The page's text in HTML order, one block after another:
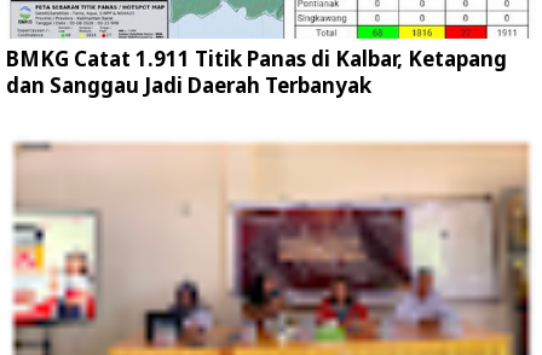
BMKG Catat 1.911 Titik Panas di Kalbar, Ketapang
dan Sanggau Jadi Daerah Terbanyak